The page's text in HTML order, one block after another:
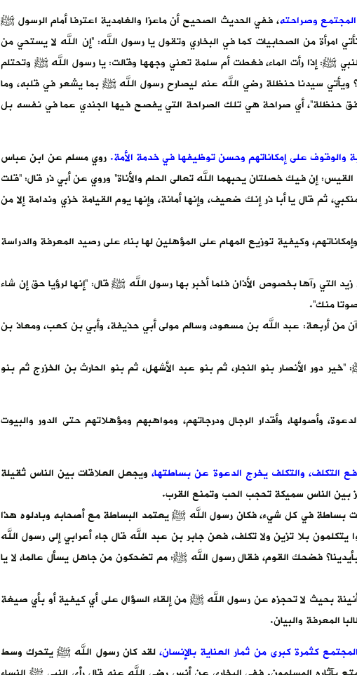
المجتمع وصراحته، ففي الحديث الصحيح أن ماعزا والغامدية اعترفا أمام الرسول ﷺ
امرأة من الصحابيات كما في البخاري وتقول يا رسول الله: “إن الله لا يستحي من
ﷺ: إذا رأت الماء، فغطت أم سلمة تعني وجهها وقالت: يا رسول الله ﷺ وتحتلم
ويأتي سيدنا حنظلة رضي الله عنه ليصارح رسول الله ﷺ بما يشعر في قلبه، وما
حنظلة”، أي صراحة هي تلك الصراحة التي يفصح فيها الجندي عما في نفسه بل
والوقوف على إمكاناتهم وحسن توظيفها في خدمة الأمة.روي مسلم عن ابن عباس
إن فيك خصلتان يحبهما الله تعالى الحلم والأناة” وروي عن أبي ذر قال: “قلت
ثم قال يا أبا ذر إنك ضعيف، وإنها أمانة، وإنها يوم القيامة خزي وندامة إلا من
وكيفية توزيع المهام على المؤهلين لها بناء على رصيد المعرفة والدراسة
التي رآها بخصوص الأذان فلما أخبر بها رسول الله ﷺ قال: “إنها لرؤيا حق إن شاء
منك”.
من أربعة: عبد الله بن مسعود، وسالم مولى أبي حذيفة، وأبي بن كعب، ومعاذ بن
دور الأنصار بنو النجار، ثم بنو عبد الأشهل، ثم بنو الحارث بن الخزرج ثم بنو
وأصولها، وأقدار الرجال ودرجاتهم، ومواهبهم ومؤهلاتهم حتى الدور والبيوت
التكلف، والتكلف يخرج الدعوة عن بساطتها،ويجعل العلاقات بين الناس ثقيلة
بين الناس سميكة تحجب الحب وتمنع القرب.
بساطة في كل شيء، فكان رسول الله ﷺ يعتمد البساطة مع أصحابه وبادلوه هذا
بلا تزين ولا تكلف، فعن جابر بن عبد الله قال جاء أعرابي إلى رسول الله
فضحك القوم، فقال رسول الله ﷺ: مم تضحكون من جاهل يسأل عالما، لا يا
بحيث لا تحجزه عن رسول الله ﷺ من إلقاء السؤال على أي كيفية أو بأي صيغة
المعرفة والبيان.
كثمرة كبرى من ثمار العناية بالإنسان،لقد كان رسول الله ﷺ يتحرك وسط